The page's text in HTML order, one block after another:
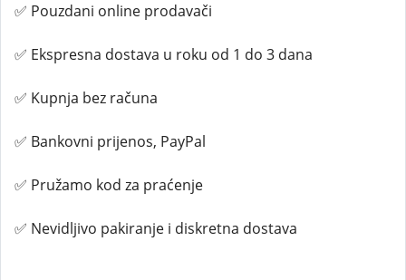
✅ Pouzdani online prodavači
✅ Ekspresna dostava u roku od 1 do 3 dana
✅ Kupnja bez računa
✅ Bankovni prijenos, PayPal
✅ Pružamo kod za praćenje
✅ Nevidljivo pakiranje i diskretna dostava